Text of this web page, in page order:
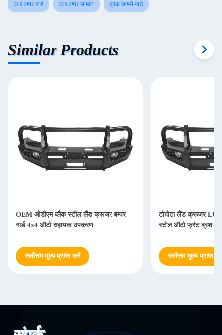
कार बम्पर गार्ड कार बम्पर सामान ट्रक सामने गार्ड
Similar Products
OEM ओडीएम ब्लैक स्टील लैंड क्रूजर बम्पर
गार्ड 4x4 ऑटो सहायक उपकरण
सर्वोत्तम मूल्य प्राप्त करें
टोयोटा लैंड क्रूजर
स्टील ऑटो फ्रंट ब्रश
सर्वोत्तम मूल्य प्राप्त